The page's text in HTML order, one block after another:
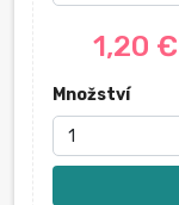
1,20 €
Množství